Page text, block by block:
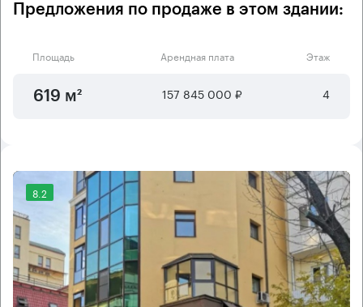
Предложения по продаже в этом здании:
Площадь Арендная плата Этаж
619 м² 157 845 000 ₽ 4
8.2